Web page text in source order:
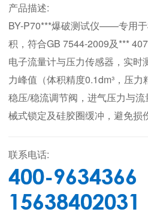
产品描述:
BY-P70***爆破测试仪——专用
积，符合GB 7544-2009及***
电子流量计与压力传感器，实时
力峰值（体积精度0.1dm³，压
稳压/稳流调节阀，进气压力与
械式锁定及硅胶圈缓冲，避免损
联系电话:
400-9634366
15638402031